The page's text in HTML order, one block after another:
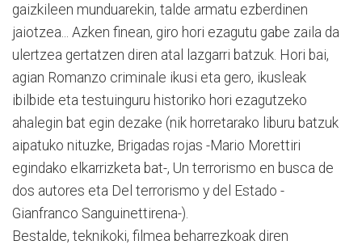
gaizkileen munduarekin, talde armatu ezberdinen
jaiotzea... Azken finean, giro hori ezagutu gabe zaila da
ulertzea gertatzen diren atal lazgarri batzuk. Hori bai,
agian Romanzo criminale ikusi eta gero, ikusleak
ibilbide eta testuinguru historiko hori ezagutzeko
ahalegin bat egin dezake (nik horretarako liburu batzuk
aipatuko nituzke, Brigadas rojas -Mario Morettiri
egindako elkarrizketa bat-, Un terrorismo en busca de
dos autores eta Del terrorismo y del Estado -
Gianfranco Sanguinettirena-).
Bestalde, teknikoki, filmea beharrezkoak diren